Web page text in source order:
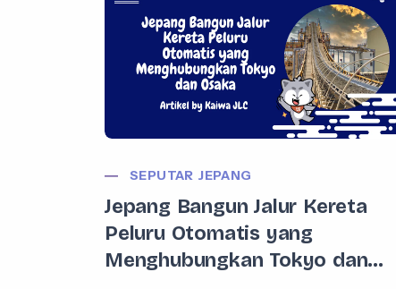
SEPUTAR JEPANG
Jepang Bangun Jalur Kereta
Peluru Otomatis yang
Menghubungkan Tokyo dan...